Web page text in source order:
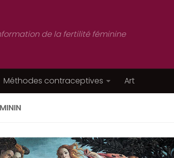
de la fertilité féminine
Méthodes contraceptives Art